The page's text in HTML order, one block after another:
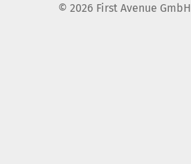
© 2026 First Avenue GmbH